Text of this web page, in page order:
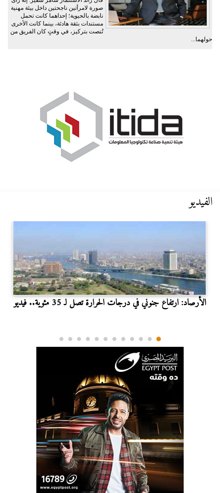
صورة لامرأتين ناجحتين داخل بيئة مهنية
نابضة بالحيوية؛ إحداهما كانت تحمل
مستندات بثقة هادئة، بينما كانت الأخرى
تُنصت بتركيز، في وقتٍ كان الفريق من
حولهما...
الفيديو
الأرصاد: ارتفاع جنوني في درجات الحرارة تصل لـ 35 مئوية.. فيديو